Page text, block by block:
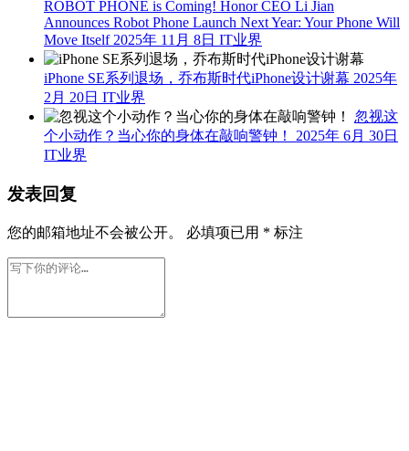
ROBOT PHONE is Coming! Honor CEO Li Jian
Announces Robot Phone Launch Next Year: Your Phone Will
Move Itself 2025年 11月 8日 IT业界
iPhone SE系列退场，乔布斯时代iPhone设计谢幕 2025年
2月 20日 IT业界
忽视这
个小动作？当心你的身体在敲响警钟！ 2025年 6月 30日
IT业界
发表回复
您的邮箱地址不会被公开。 必填项已用 * 标注